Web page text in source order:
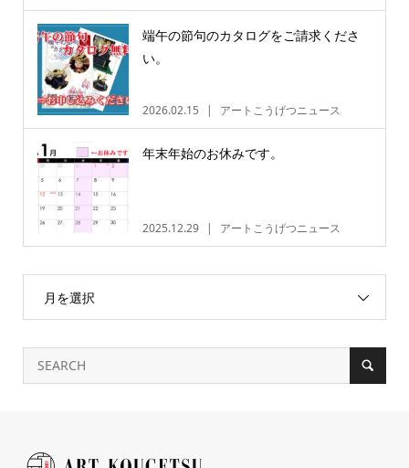
端午の節句のカタログをご請求くださ
い。
2026.02.15 アートこうげつニュース
年末年始のお休みです。
2025.12.29 アートこうげつニュース
月を選択